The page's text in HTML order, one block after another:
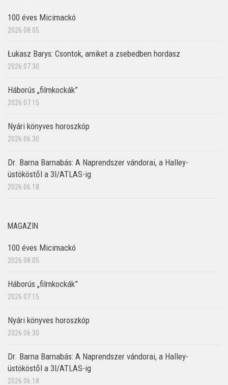
100 éves Micimackó
2026.08.05.
Łukasz Barys: Csontok, amiket a zsebedben hordasz
2026.07.30.
Háborús „filmkockák”
2026.07.15.
Nyári könyves horoszkóp
2026.06.30.
Dr. Barna Barnabás: A Naprendszer vándorai, a Halley-
üstököstől a 3I/ATLAS-ig
2026.06.18.
MAGAZIN
100 éves Micimackó
2026.08.05.
Háborús „filmkockák”
2026.07.15.
Nyári könyves horoszkóp
2026.06.30.
Dr. Barna Barnabás: A Naprendszer vándorai, a Halley-
üstököstől a 3I/ATLAS-ig
2026.06.18.